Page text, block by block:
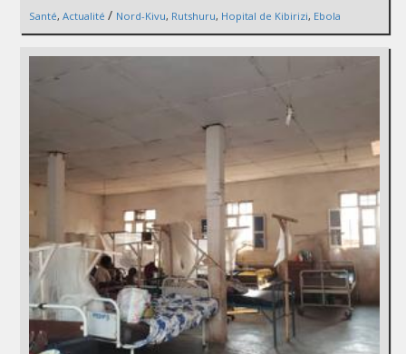
Santé, Actualité / Nord-Kivu, Rutshuru, Hopital de Kibirizi, Ebola